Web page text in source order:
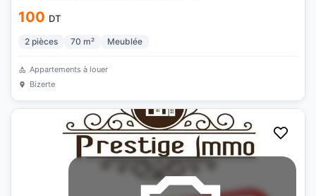
100 DT
2 pièces 70 m² Meublée
Appartements à louer
Bizerte